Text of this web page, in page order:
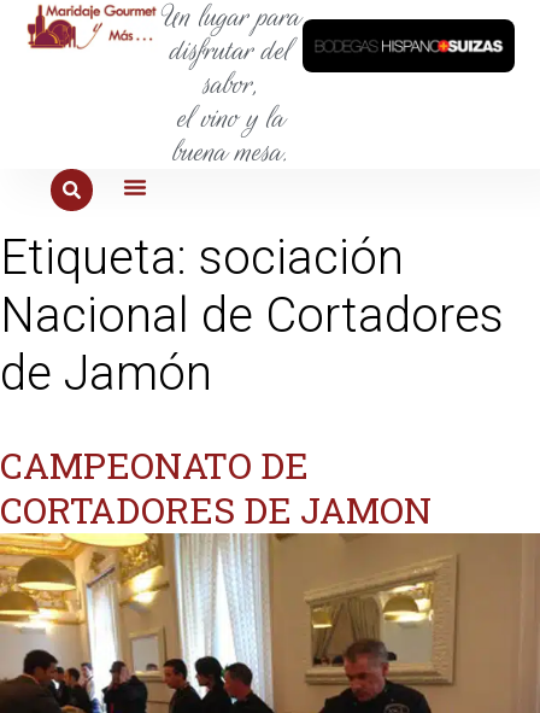
Un lugar para
disfrutar del
sabor,
el vino y la
buena mesa.
Etiqueta: sociación
Nacional de Cortadores
de Jamón
CAMPEONATO DE
CORTADORES DE JAMON